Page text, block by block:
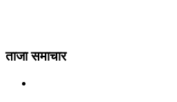
ताजा समाचार